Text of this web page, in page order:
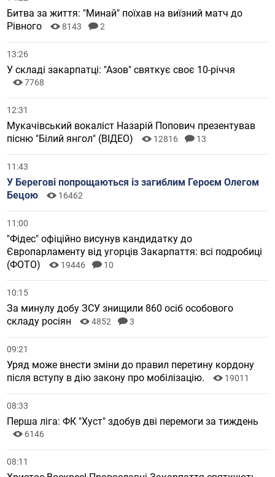
Битва за життя: "Минай" поїхав на виїзний матч до
Рівного
8143 2
13:26
У складі закарпатці: "Азов" святкує своє 10-річчя
7768
12:31
Мукачівський вокаліст Назарій Попович презентував
пісню "Білий янгол" (ВІДЕО)
12816 13
11:43
У Берегові попрощаються із загиблим Героєм Олегом
Бецою
16462
11:00
"Фідес" офіційно висунув кандидатку до
Європарламенту від угорців Закарпаття: всі подробиці
(ФОТО)
19446 10
10:15
За минулу добу ЗСУ знищили 860 осіб особового
складу росіян
4852 3
09:21
Уряд може внести зміни до правил перетину кордону
після вступу в дію закону про мобілізацію.
19011
08:33
Перша ліга: ФК "Хуст" здобув дві перемоги за тиждень
6146
08:11